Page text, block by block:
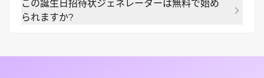
場、出欠、テーマの文言、誕生日の人の名前を変更
します。
この誕生日招待状ジェネレーターは無料で始め
られますか?